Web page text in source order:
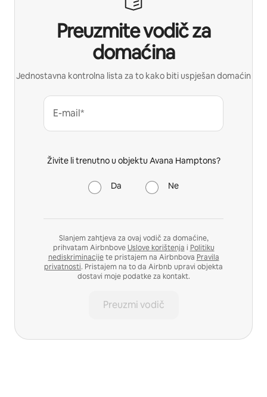
Preuzmite vodič za
domaćina
Jednostavna kontrolna lista za to kako biti uspješan domaćin
E-mail*
Živite li trenutno u objektu Avana Hamptons?
Da Ne
Slanjem zahtjeva za ovaj vodič za domaćine,
prihvatam AirbnboveUslove korištenja i Politiku
nediskriminacijete pristajem na Airbnbova Pravila
privatnosti. Pristajem na to da Airbnb upravi objekta
dostavi moje podatke za kontakt.
Preuzmi vodič